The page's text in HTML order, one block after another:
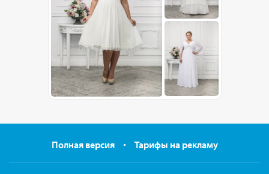
Полная версия Тарифы на рекламу